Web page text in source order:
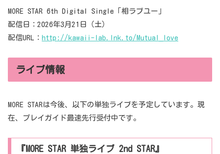
MORE STAR 6th Digital Single「相ラブユー」
配信日：2026年3月21日（土）
配信URL： http://kawaii-lab.lnk.to/Mutual_love
ライブ情報
MORE STARは今後、以下の単独ライブを予定しています。現
在、プレイガイド最速先行受付中です。
『MORE STAR 単独ライブ 2nd STAR』